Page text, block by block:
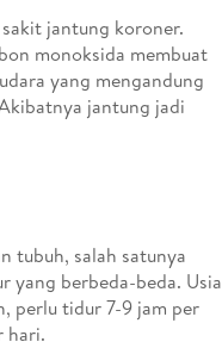
jantung koroner.
monoksida membuat
yang mengandung
jantung jadi
tubuh, salah satunya
yang berbeda-beda. Usia
perlu tidur 7-9 jam per
hari.